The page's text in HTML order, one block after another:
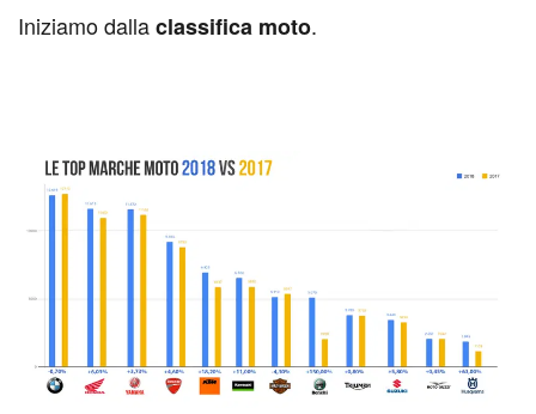
Iniziamo dallaclassifica moto.